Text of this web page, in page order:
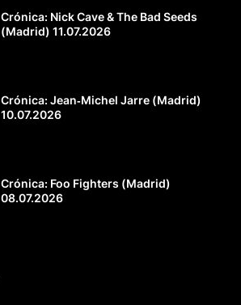
Crónica: Nick Cave & The Bad Seeds
(Madrid) 11.07.2026
Crónica: Jean‐Michel Jarre (Madrid)
10.07.2026
Crónica: Foo Fighters (Madrid)
08.07.2026